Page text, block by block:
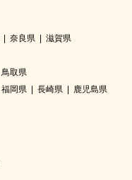
奈良県
滋賀県
鳥取県
福岡県 長崎県
鹿児島県